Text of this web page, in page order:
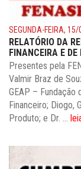
SEGUNDA-FEIRA,
RELATÓRIO DA
FINANCEIRA E
Presentes pela
Valmir Braz de
GEAP – Fundação
Financeiro; Diogo,
Produto; e Dr. ...